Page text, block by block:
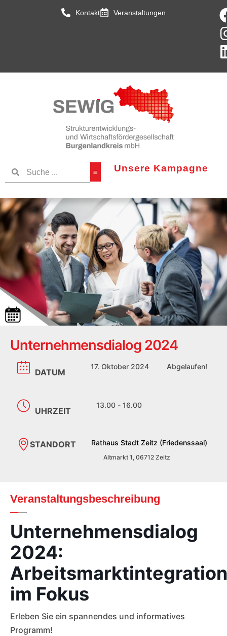
Kontakt Veranstaltungen
Unsere Kampagne
Unternehmensdialog 2024
DATUM
17. Oktober 2024 Abgelaufen!
UHRZEIT
13.00 - 16.00
STANDORT Rathaus Stadt Zeitz (Friedenssaal)
Altmarkt 1, 06712 Zeitz
Veranstaltungsbeschreibung
Unternehmensdialog
2024:
Arbeitsmarktintegration
im Fokus
Erleben Sie ein spannendes und informatives
Programm!